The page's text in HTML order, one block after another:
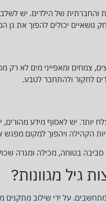
של הילדים. יש
נושאיים יכולים להפוך את גן
צמחים ומאפייני מים לא רק
לחקור ולהתחבר לטבע.
יותר. יש לאסוף מידע מהורים,
הקהילה ויהפוך למקום מפגש
בטוחה, מכילה ומגרה
גיל מגוונות?
על ידי שילוב מתקנים